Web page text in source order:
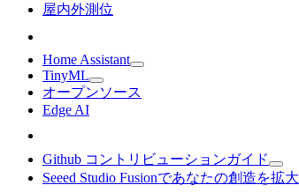
屋内外測位
Home Assistant
TinyML
オープンソース
Edge AI
Github コントリビューションガイド
Seeed Studio Fusionであなたの創造を拡大